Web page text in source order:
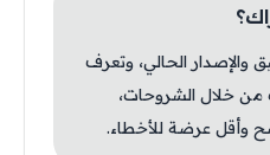
والإصدار الحالي، وتعرف
من خلال الشروحات،
وأقل عرضة للأخطاء.